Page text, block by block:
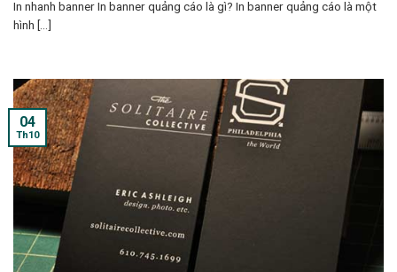
In nhanh banner In banner quảng cáo là gì? In banner quảng cáo là một
hình [...]
04
Th10